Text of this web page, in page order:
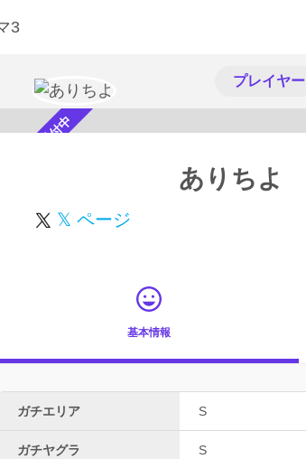
プレイヤー
スカウト受付中 ありちよ
𝕏 ページ
基本情報
ガチエリア S
ガチヤグラ S